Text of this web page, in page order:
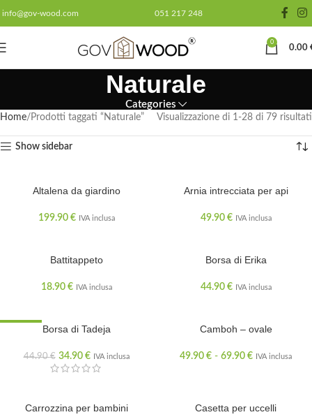
info@gov-wood.com 051 217 248
0
0.00
Naturale
Categories
Home Prodotti taggati “Naturale” Visualizzazione di 1-28 di 79 risultati
Show sidebar
Altalena da giardino
199.90 € IVA inclusa
ESAURITOArnia intrecciata per api
49.90 € IVA inclusa
Battitappeto
18.90 € IVA inclusa
Borsa di Erika
44.90 € IVA inclusa
Borsa di Tadeja
44.90€ 34.90 € IVA inclusa
Camboh – ovale
49.90 € - 69.90 € IVA inclusa
Carrozzina per bambini Casetta per uccelli